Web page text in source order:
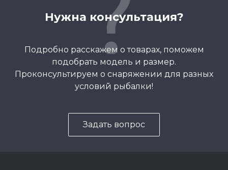
Нужна консультация?
Подробно расскажем о товарах, поможем
подобрать модель и размер.
Проконсультируем о снаряжении для разных
условий рыбалки!
Задать вопрос